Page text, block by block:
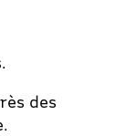
des